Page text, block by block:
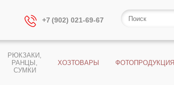
+7 (902) 021-69-67
РЮКЗАКИ,
РАНЦЫ,
СУМКИ
ХОЗТОВАРЫ ФОТОПРОДУКЦИЯ